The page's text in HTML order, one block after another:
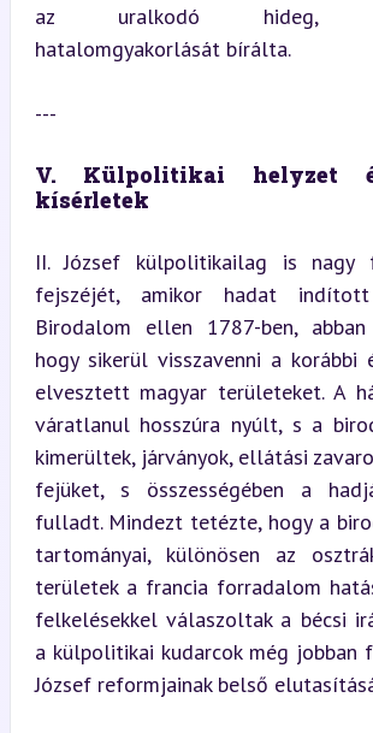
az uralkodó hideg,
hatalomgyakorlását bírálta.
---
V. Külpolitikai helyzet
kísérletek
II. József külpolitikailag is
fejszéjét, amikor hadat
Birodalom ellen 1787-ben, abban
hogy sikerül visszavenni a korábbi
elvesztett magyar területeket. A
váratlanul hosszúra nyúlt, s a
kimerültek, járványok, ellátási
fejüket, s összességében a
fulladt. Mindezt tetézte, hogy a
tartományai, különösen az
területek a francia forradalom
felkelésekkel válaszoltak a bécsi
a külpolitikai kudarcok még
József reformjainak belső